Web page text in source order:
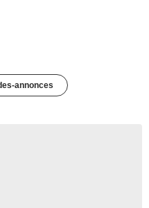
annonces